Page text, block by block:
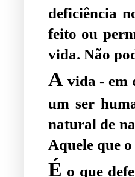
deficiência
feito ou
vida. Não
A vida - em
um ser
natural de
Aquele que
É o que